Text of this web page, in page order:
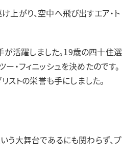
上がり、空中へ飛び出すエア・ト
活躍しました。19歳の四十住選
・フィニッシュを決めたのです。
トの栄誉も手にしました。
う大舞台であるにも関わらず、プ